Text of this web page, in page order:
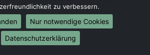
nach Norwegen
nach Berlin
zu verbessern.
Nur notwendige Cookies
Datenschutzerklärung